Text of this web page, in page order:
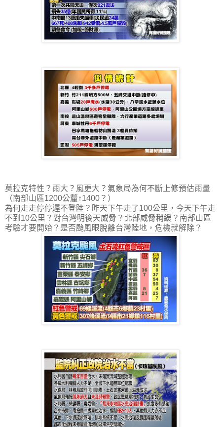
莫拉克特性？雨大？風更大？氣象局為何不斷上修預估雨量
（南部山區1200公釐↑1400？）
為何走走停停遲不登陸？昨天下午走了100公里，今天下午走
不到10公里？對台灣明後天威脅？北部威脅稍緩？南部山區
考驗才要開始？是否颱風眼脫離台灣陸地，危機就解除？